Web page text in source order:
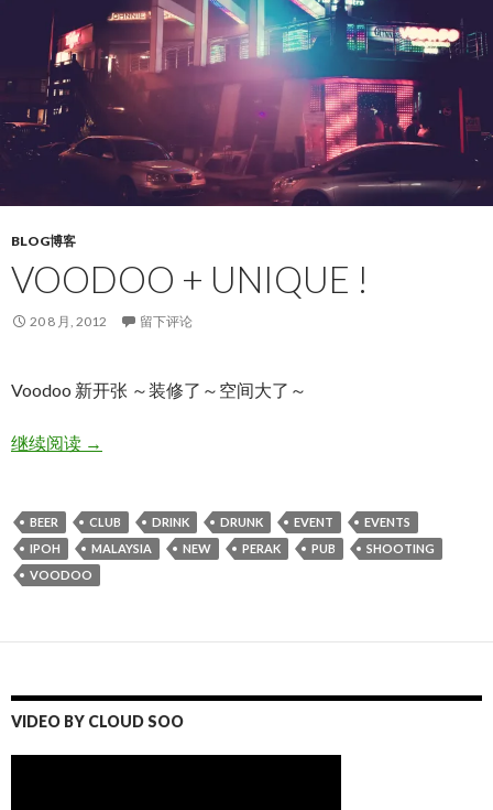
BLOG博客
VOODOO + UNIQUE !
20 8 月, 2012 留下评论
Voodoo 新开张 ～装修了～空间大了～
继续阅读Voodoo + UNIQUE !
→
BEER CLUB DRINK DRUNK EVENT
EVENTS
IPOH
MALAYSIA NEW PERAK PUB
SHOOTING
VOODOO
VIDEO BY CLOUD SOO